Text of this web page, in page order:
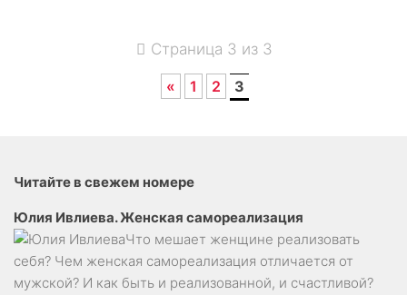
Страница 3 из 3
« 1 2 3
Читайте в свежем номере
Юлия Ивлиева. Женская самореализация
Что мешает женщине реализовать
себя? Чем женская самореализация отличается от
мужской? И как быть и реализованной, и счастливой?